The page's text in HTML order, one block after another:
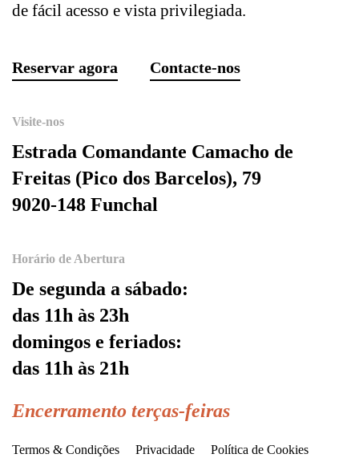
de fácil acesso e vista privilegiada.
Reservar agora Contacte-nos
Visite-nos
Estrada Comandante Camacho de
Freitas (Pico dos Barcelos), 79
9020-148 Funchal
Horário de Abertura
De segunda a sábado:
das 11h às 23h
domingos e feriados:
das 11h às 21h
Encerramento terças-feiras
Termos & Condições Privacidade Política de Cookies